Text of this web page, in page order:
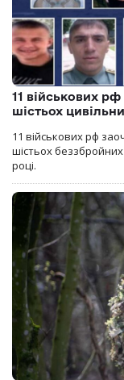
11 військових
шістьох
11 військових рф
шістьох беззбройних
році.